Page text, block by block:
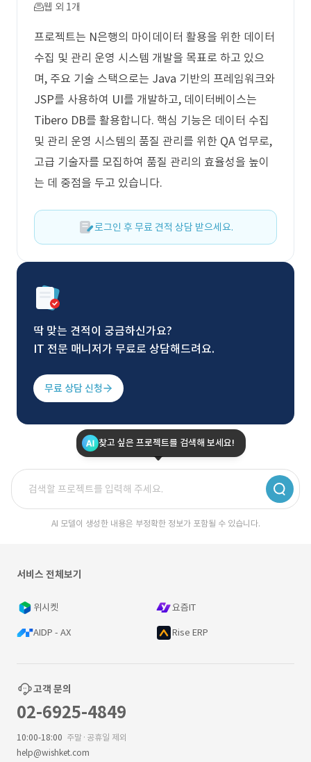
웹 외 1개
프로젝트는 N은행의 마이데이터 활용을 위한 데이터
수집 및 관리 운영 시스템 개발을 목표로 하고 있으
며, 주요 기술 스택으로는 Java 기반의 프레임워크와
JSP를 사용하여 UI를 개발하고, 데이터베이스는
Tibero DB를 활용합니다. 핵심 기능은 데이터 수집
및 관리 운영 시스템의 품질 관리를 위한 QA 업무로,
고급 기술자를 모집하여 품질 관리의 효율성을 높이
는 데 중점을 두고 있습니다.
로그인 후 무료 견적 상담 받으세요.
딱 맞는 견적이 궁금하신가요?
IT 전문 매니저가 무료로 상담해드려요.
무료 상담 신청
찾고 싶은 프로젝트를 검색해 보세요!
AI 모델이 생성한 내용은 부정확한 정보가 포함될 수 있습니다.
서비스 전체보기
위시켓 요즘IT
AIDP - AX Rise ERP
고객 문의
02-6925-4849
10:00-18:00 주말·공휴일 제외
help@wishket.com